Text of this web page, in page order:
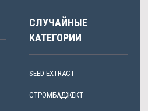
СЛУЧАЙНЫЕ
КАТЕГОРИИ
SEED EXTRACT
СТРОМБАДЖЕКТ